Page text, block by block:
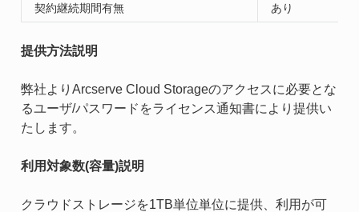
契約継続期間有無 あり
提供方法説明
弊社よりArcserve Cloud Storageのアクセスに必要とな
るユーザ/パスワードをライセンス通知書により提供い
たします。
利用対象数(容量)説明
クラウドストレージを1TB単位単位に提供、利用が可